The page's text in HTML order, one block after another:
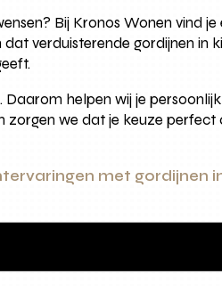
Bij Kronos Wonen vind
verduisterende gordijnen in
helpen wij je
zorgen we dat je keuze
met gordijnen